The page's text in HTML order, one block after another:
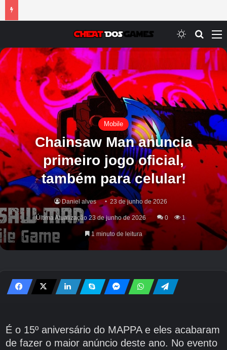
Switch skin
Mobile
Chainsaw Man anuncia
primeiro jogo oficial,
também para celular!
Daniel alves 23 de junho de 2026
Última Atualização 23 de junho de 2026 0 1
1 minuto de leitura
É o 15º aniversário do MAPPA e eles acabaram
de fazer o maior anúncio deste ano. No evento